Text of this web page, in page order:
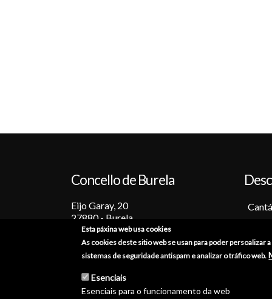
Concello de Burela
Eijo Garay, 20
27880 - Burela
Lugo (España)
+34 982 586 000
burela@burela.org
Esta páxina web usa cookies
As cookies deste sitio web se usan para poder
sistemas de seguridade antispam e analizar o tráfico web.
Esenciais
Esenciais para o funcionamento da web